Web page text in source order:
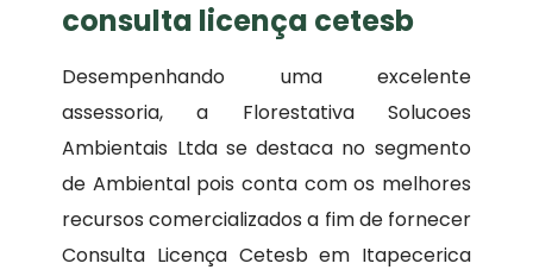
consulta licença cetesb
Desempenhando uma excelente
assessoria, a Florestativa Solucoes
Ambientais Ltda se destaca no segmento
de Ambiental pois conta com os melhores
recursos comercializados a fim de fornecer
Consulta Licença Cetesb em Itapecerica